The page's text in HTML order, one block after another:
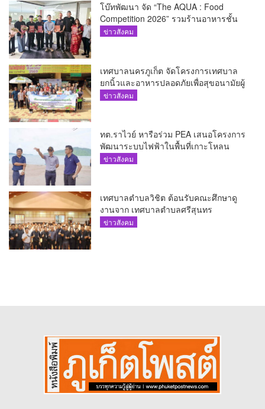
โบ๊ทพัฒนา จัด “The AQUA : Food
Competition 2026” รวมร้านอาหารชั้น
นำของ The Shopps at The AQUA ชู
ข่าวสังคม
เทศบาลนครภูเก็ต จัดโครงการเทศบาล
ยกนิ้วและอาหารปลอดภัยเพื่อสุขอนามัยผู้
บริโภค
ข่าวสังคม
ทต.ราไวย์ หารือร่วม PEA เสนอโครงการ
พัฒนาระบบไฟฟ้าในพื้นที่เกาะโหลน
ข่าวสังคม
เทศบาลตำบลวิชิต ต้อนรับคณะศึกษาดู
งานจาก เทศบาลตำบลศรีสุนทร
ข่าวสังคม